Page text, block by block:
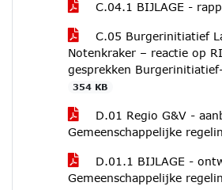
C.04.1 BIJLAGE -
C.05 Burgerinitiatief
Notenkraker – reactie op
gesprekken
354 KB
D.01 Regio G&V -
Gemeenschappelijke
D.01.1 BIJLAGE -
Gemeenschappelijke